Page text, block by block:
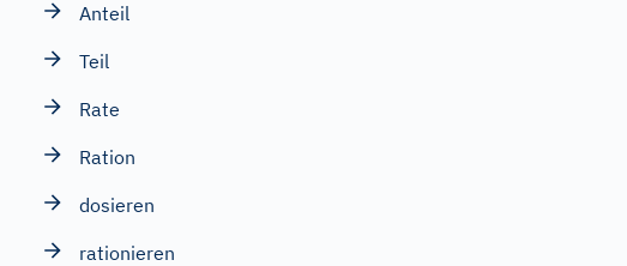
Anteil
Teil
Rate
Ration
dosieren
rationieren